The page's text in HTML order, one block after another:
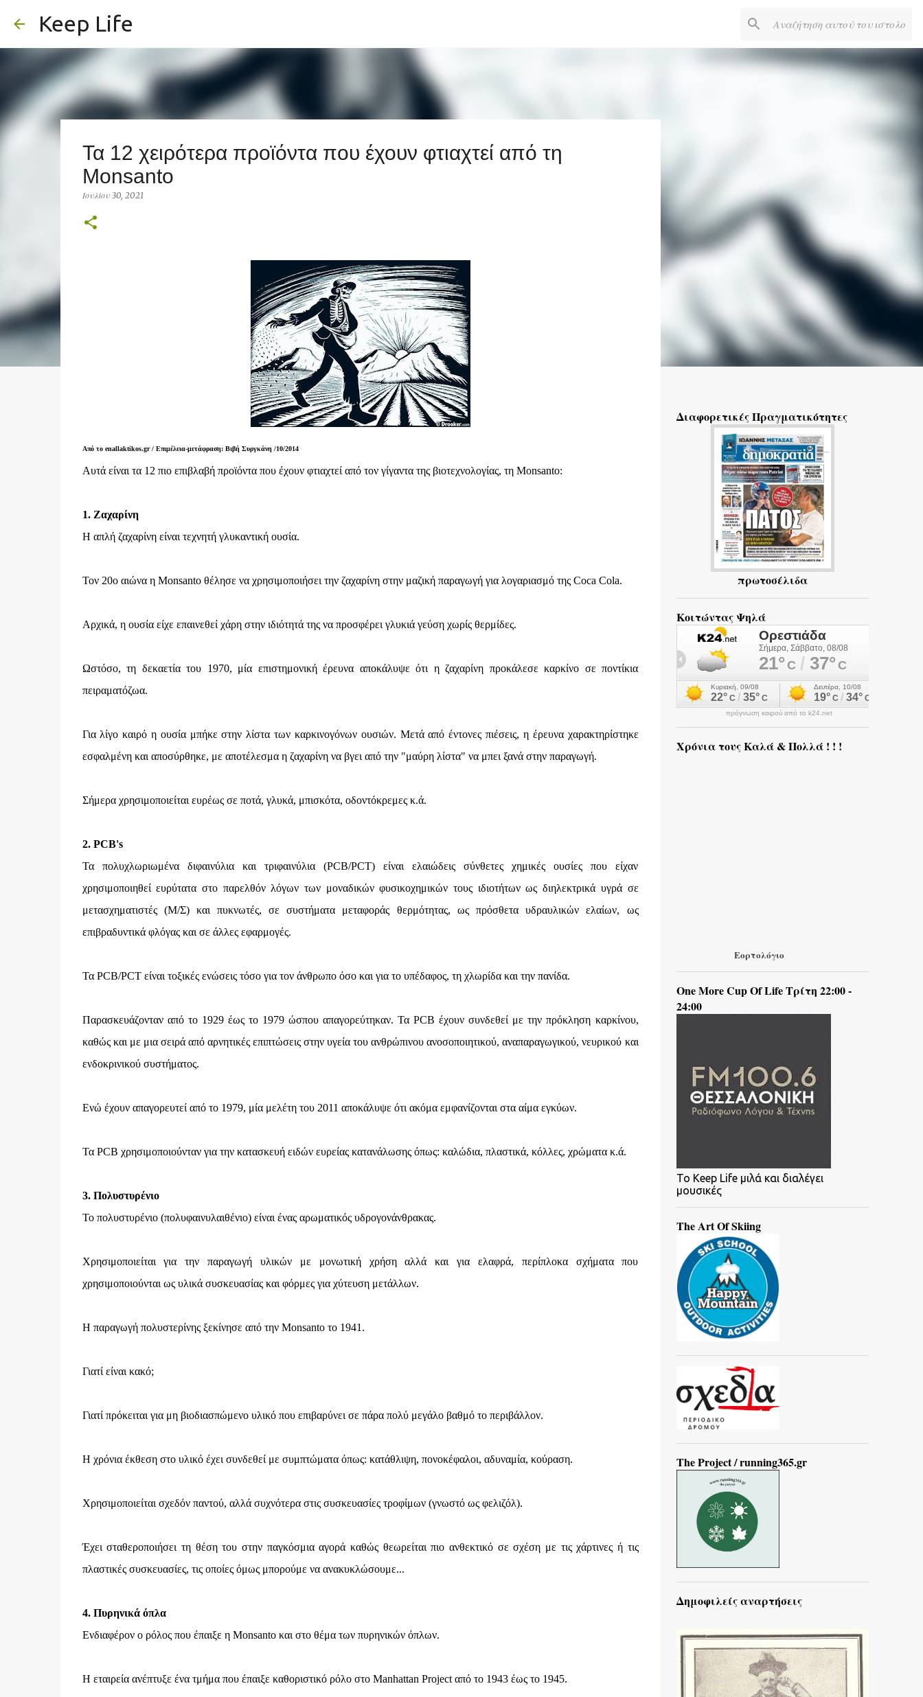
Keep Life
Τα 12 χειρότερα προϊόντα που έχουν φτιαχτεί από τη
Monsanto
Ιουλίου 30, 2021
Από το enallaktikos.gr / Επιμέλεια-μετάφραση: Βιβή Συργκάνη /10/2014
Αυτά είναι τα 12 πιο επιβλαβή προϊόντα που έχουν φτιαχτεί από τον γίγαντα της βιοτεχνολογίας, τη Monsanto:
1. Ζαχαρίνη
Η απλή ζαχαρίνη είναι τεχνητή γλυκαντική ουσία.
Τον 20ο αιώνα η Monsanto θέλησε να χρησιμοποιήσει την ζαχαρίνη στην μαζική παραγωγή για λογαριασμό της Coca Cola.
Αρχικά, η ουσία είχε επαινεθεί χάρη στην ιδιότητά της να προσφέρει γλυκιά γεύση χωρίς θερμίδες.
Ωστόσο, τη δεκαετία του 1970, μία επιστημονική έρευνα αποκάλυψε ότι η ζαχαρίνη προκάλεσε καρκίνο σε ποντίκια
πειραματόζωα.
Για λίγο καιρό η ουσία μπήκε στην λίστα των καρκινογόνων ουσιών. Μετά από έντονες πιέσεις, η έρευνα χαρακτηρίστηκε
εσφαλμένη και αποσύρθηκε, με αποτέλεσμα η ζαχαρίνη να βγει από την "μαύρη λίστα" να μπει ξανά στην παραγωγή.
Σήμερα χρησιμοποιείται ευρέως σε ποτά, γλυκά, μπισκότα, οδοντόκρεμες κ.ά.
2. PCB's
Τα πολυχλωριωμένα διφαινύλια και τριφαινύλια (PCB/PCT) είναι ελαιώδεις σύνθετες χημικές ουσίες που είχαν
χρησιμοποιηθεί ευρύτατα στο παρελθόν λόγων των μοναδικών φυσικοχημικών τους ιδιοτήτων ως διηλεκτρικά υγρά σε
μετασχηματιστές (Μ/Σ) και πυκνωτές, σε συστήματα μεταφοράς θερμότητας, ως πρόσθετα υδραυλικών ελαίων, ως
επιβραδυντικά φλόγας και σε άλλες εφαρμογές.
Τα PCB/PCT είναι τοξικές ενώσεις τόσο για τον άνθρωπο όσο και για το υπέδαφος, τη χλωρίδα και την πανίδα.
Παρασκευάζονταν από το 1929 έως το 1979 ώσπου απαγορεύτηκαν. Τα PCB έχουν συνδεθεί με την πρόκληση καρκίνου,
καθώς και με μια σειρά από αρνητικές επιπτώσεις στην υγεία του ανθρώπινου ανοσοποιητικού, αναπαραγωγικού, νευρικού και
ενδοκρινικού συστήματος.
Ενώ έχουν απαγορευτεί από το 1979, μία μελέτη του 2011 αποκάλυψε ότι ακόμα εμφανίζονται στα αίμα εγκύων.
Τα PCB χρησιμοποιούνταν για την κατασκευή ειδών ευρείας κατανάλωσης όπως: καλώδια, πλαστικά, κόλλες, χρώματα κ.ά.
3. Πολυστυρένιο
Το πολυστυρένιο (πολυφαινυλαιθένιο) είναι ένας αρωματικός υδρογονάνθρακας.
Χρησιμοποιείται για την παραγωγή υλικών με μονωτική χρήση αλλά και για ελαφρά, περίπλοκα σχήματα που
χρησιμοποιούνται ως υλικά συσκευασίας και φόρμες για χύτευση μετάλλων.
Η παραγωγή πολυστερίνης ξεκίνησε από την Monsanto το 1941.
Γιατί είναι κακό;
Γιατί πρόκειται για μη βιοδιασπώμενο υλικό που επιβαρύνει σε πάρα πολύ μεγάλο βαθμό το περιβάλλον.
Η χρόνια έκθεση στο υλικό έχει συνδεθεί με συμπτώματα όπως: κατάθλιψη, πονοκέφαλοι, αδυναμία, κούραση.
Χρησιμοποιείται σχεδόν παντού, αλλά συχνότερα στις συσκευασίες τροφίμων (γνωστό ως φελιζόλ).
Έχει σταθεροποιήσει τη θέση του στην παγκόσμια αγορά καθώς θεωρείται πιο ανθεκτικό σε σχέση με τις χάρτινες ή τις
πλαστικές συσκευασίες, τις οποίες όμως μπορούμε να ανακυκλώσουμε...
4. Πυρηνικά όπλα
Ενδιαφέρον ο ρόλος που έπαιξε η Monsanto και στο θέμα των πυρηνικών όπλων.
Η εταιρεία ανέπτυξε ένα τμήμα που έπαιξε καθοριστικό ρόλο στο Manhattan Project από το 1943 έως το 1945.
Διαφορετικές Πραγματικότητες
πρωτοσέλιδα
Κοιτώντας Ψηλά
πρόγνωση καιρού από το k24.net
Χρόνια τους Καλά & Πολλά ! ! !
Εορτολόγιο
One More Cup Of Life Τρίτη 22:00 -
24:00
To Keep Life μιλά και διαλέγει
μουσικές
The Art Of Skiing
The Project / running365.gr
Δημοφιλείς αναρτήσεις